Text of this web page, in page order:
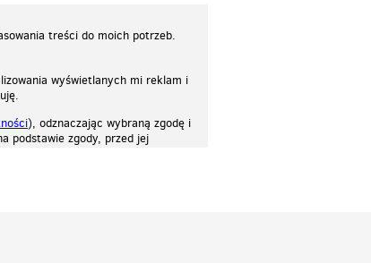
treści do moich potrzeb.
wyświetlanych mi reklam i
), odznaczając wybraną zgodę i
podstawie zgody, przed jej